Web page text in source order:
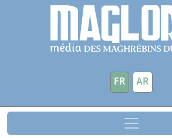
Aller au contenu principal
FR AR
Panneau de gestion des cookies